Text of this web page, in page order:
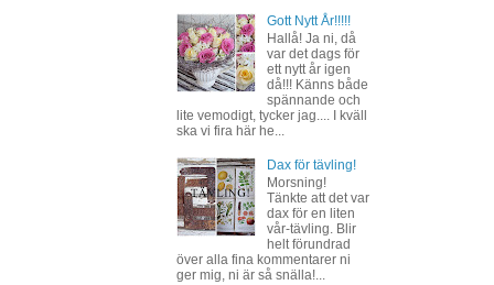
Gott Nytt År!!!!!
Hallå! Ja ni, då
var det dags för
ett nytt år igen
då!!! Känns både
spännande och
lite vemodigt, tycker jag.... I kväll
ska vi fira här he...
Dax för tävling!
Morsning!
Tänkte att det var
dax för en liten
vår-tävling. Blir
helt förundrad
över alla fina kommentarer ni
ger mig, ni är så snälla!...